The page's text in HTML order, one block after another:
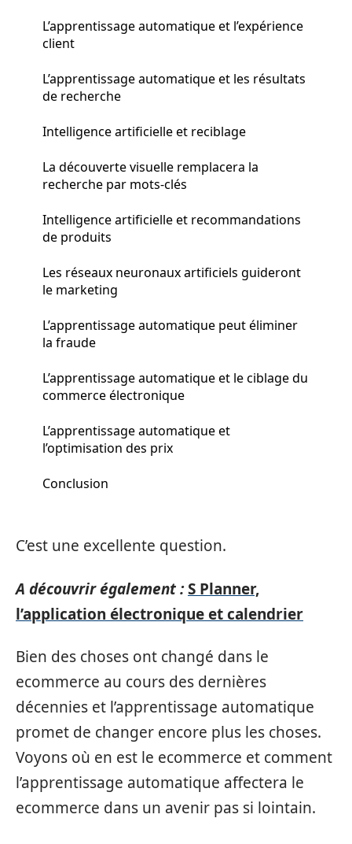
L’apprentissage automatique et l’expérience
client
L’apprentissage automatique et les résultats
de recherche
Intelligence artificielle et reciblage
La découverte visuelle remplacera la
recherche par mots-clés
Intelligence artificielle et recommandations
de produits
Les réseaux neuronaux artificiels guideront
le marketing
L’apprentissage automatique peut éliminer
la fraude
L’apprentissage automatique et le ciblage du
commerce électronique
L’apprentissage automatique et
l’optimisation des prix
Conclusion
C’est une excellente question.
A découvrir également :S Planner,
l’application électronique et calendrier
Bien des choses ont changé dans le
ecommerce au cours des dernières
décennies et l’apprentissage automatique
promet de changer encore plus les choses.
Voyons où en est le ecommerce et comment
l’apprentissage automatique affectera le
ecommerce dans un avenir pas si lointain.